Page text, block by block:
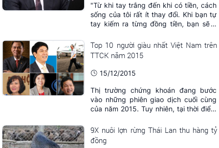
"Từ khi tay trắng đến khi có tiền, cách
sống của tôi rất ít thay đổi. Khi bạn tự
tay kiếm ra từng đồng tiền, bạn sẽ ít
cũng không định dành cho các con
mình một sự khởi đầu xa xỉ".
Top 10 người giàu nhất Việt Nam trên
TTCK năm 2015
15/12/2015
Thị trường chứng khoán đang bước
vào những phiên giao dịch cuối cùng
của năm 2015. Tuy nhiên, tại thời điểm
trên thị trường gần như đã được xác
lập.
9X nuôi lợn rừng Thái Lan thu hàng tỷ
đồng